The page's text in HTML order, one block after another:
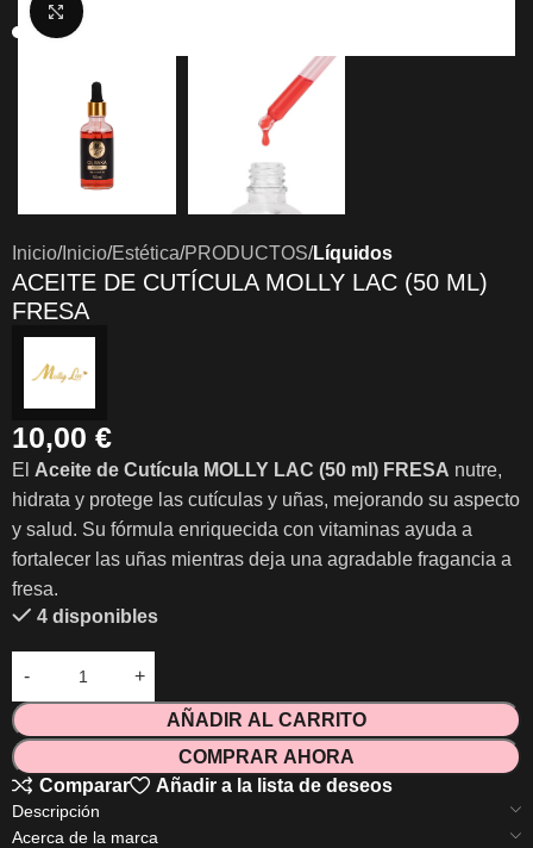
Clic para ampliar
Inicio Inicio Estética PRODUCTOS Líquidos
ACEITE DE CUTÍCULA MOLLY LAC (50 ML)
FRESA
10,00 €
El Aceite de Cutícula MOLLY LAC (50 ml) FRESA nutre,
hidrata y protege las cutículas y uñas, mejorando su aspecto
y salud. Su fórmula enriquecida con vitaminas ayuda a
fortalecer las uñas mientras deja una agradable fragancia a
fresa.
4 disponibles
AÑADIR AL CARRITO
COMPRAR AHORA
Comparar
Añadir a la lista de deseos
Descripción
Acerca de la marca